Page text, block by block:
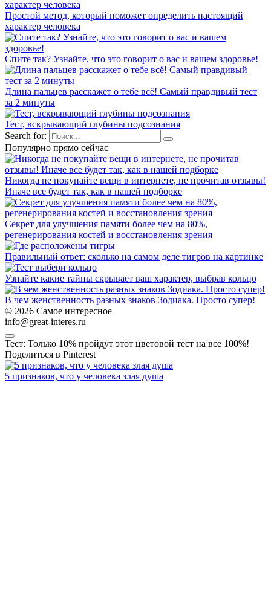
Простой метод, который поможет определить настоящий
характер человека
Спите так? Узнайте, что это говорит о вас и вашем здоровье!
Длина пальцев расскажет о тебе всё! Самый правдивый тест
за 2 минуты
Тест, вскрывающий глубины подсознания
Search for:
Популярно прямо сейчас
Никогда не покупайте вещи в интернете, не прочитав отзывы!
Иначе все будет так, как в нашей подборке
Секрет для улучшения памяти более чем на 80%,
регенерирования костей и восстановления зрения
Правильный ответ: сколько на самом деле тигров на картинке
Узнайте какие тайны скрывает ваш характер, выбрав кольцо
В чем женственность разных знаков Зодиака. Просто супер!
© 2026 Самое интересное
info@great-interes.ru
Тест: Только 10% пройдут этот цветовой тест на все 100%!
Поделиться в Pinterest
5 признаков, что у человека злая душа